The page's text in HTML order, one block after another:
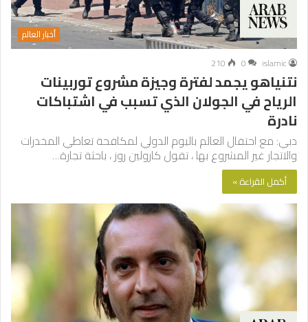
أخبار العالم
islamic
0
210
نتنياهو يجمد لفترة وجيزة مشروع توربينات
الرياح في الجولان الذي تسبب في اشتباكات
نادرة
دبي: مع احتفال العالم باليوم الدولي لمكافحة تعاطي المخدرات
والاتجار غير المشروع بها ، تقول كارولين روز ، باحثة تجارة…
أكمل القراءة »